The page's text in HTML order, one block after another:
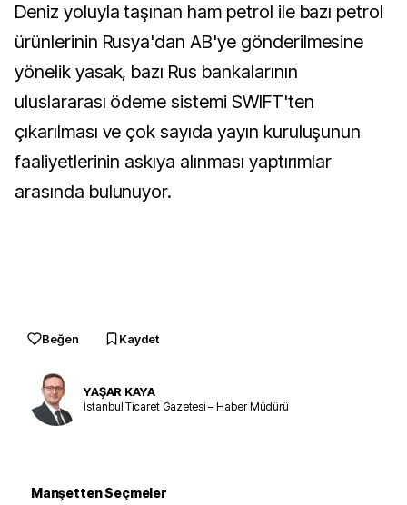
Deniz yoluyla taşınan ham petrol ile bazı petrol
ürünlerinin Rusya'dan AB'ye gönderilmesine
yönelik yasak, bazı Rus bankalarının
uluslararası ödeme sistemi SWIFT'ten
çıkarılması ve çok sayıda yayın kuruluşunun
faaliyetlerinin askıya alınması yaptırımlar
arasında bulunuyor.
Beğen Kaydet
YAŞAR KAYA
İstanbul Ticaret Gazetesi – Haber Müdürü
Manşetten Seçmeler